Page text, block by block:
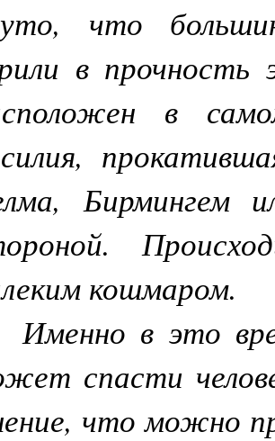
что
в
в
Бирмингем
кошмаром.
Именно в это
спасти
что можно